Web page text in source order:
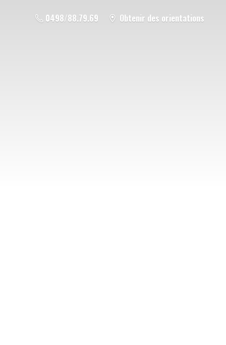
0498/88.79.69 Obtenir des orientations